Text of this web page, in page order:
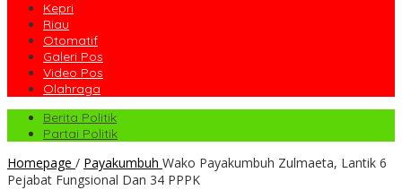
Kepri
Riau
Otomatif
Galeri Pos
Video Pos
Olahraga
Berita Politik
Partai Politik
Homepage / Payakumbuh Wako Payakumbuh Zulmaeta, Lantik 6
Pejabat Fungsional Dan 34 PPPK